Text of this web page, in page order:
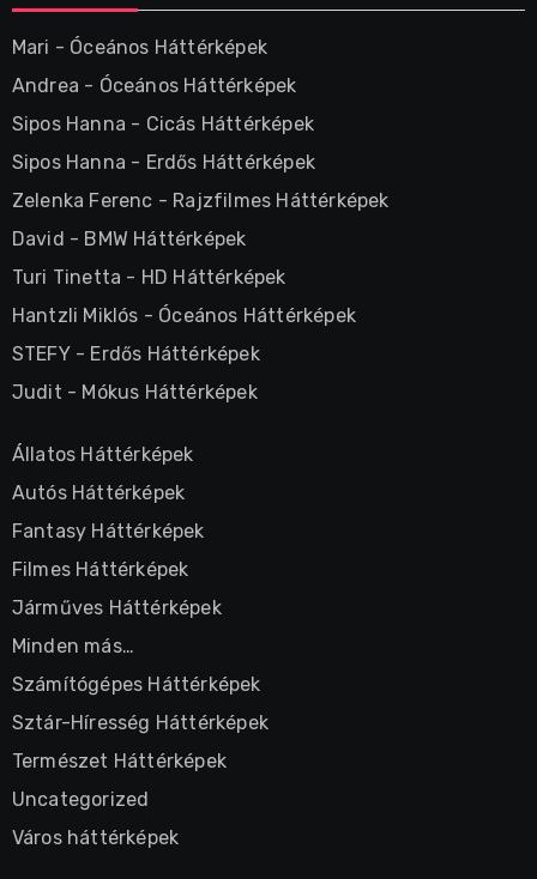
Mari - Óceános Háttérképek
Andrea - Óceános Háttérképek
Sipos Hanna - Cicás Háttérképek
Sipos Hanna - Erdős Háttérképek
Zelenka Ferenc - Rajzfilmes Háttérképek
David - BMW Háttérképek
Turi Tinetta - HD Háttérképek
Hantzli Miklós - Óceános Háttérképek
STEFY- Erdős Háttérképek
Judit - Mókus Háttérképek
Állatos Háttérképek
Autós Háttérképek
Fantasy Háttérképek
Filmes Háttérképek
Járműves Háttérképek
Minden más…
Számítógépes Háttérképek
Sztár-Híresség Háttérképek
Természet Háttérképek
Uncategorized
Város háttérképek